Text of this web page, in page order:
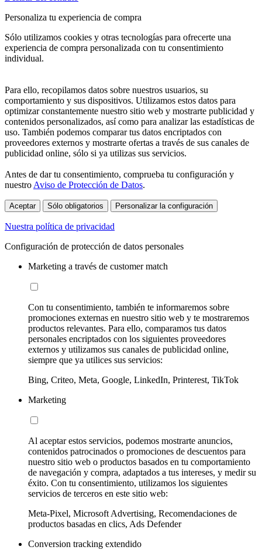
Personaliza tu experiencia de compra
Sólo utilizamos cookies y otras tecnologías para ofrecerte una
experiencia de compra personalizada con tu consentimiento
individual.
Para ello, recopilamos datos sobre nuestros usuarios, su
comportamiento y sus dispositivos. Utilizamos estos datos para
optimizar constantemente nuestro sitio web y mostrarte publicidad y
contenidos personalizados, así como para analizar las estadísticas de
uso. También podemos comparar tus datos encriptados con
proveedores externos y mostrarte ofertas a través de sus canales de
publicidad online, sólo si ya utilizas sus servicios.
Antes de dar tu consentimiento, comprueba tu configuración y
nuestroAviso de Protección de Datos.
Aceptar Sólo obligatorios Personalizar la configuración
Nuestra política de privacidad
Configuración de protección de datos personales
Marketing a través de customer match
Con tu consentimiento, también te informaremos sobre
promociones externas en nuestro sitio web y te mostraremos
productos relevantes. Para ello, comparamos tus datos
personales encriptados con los siguientes proveedores
externos y utilizamos sus canales de publicidad online,
siempre que ya utilices sus servicios:
Bing, Criteo, Meta, Google, LinkedIn, Printerest, TikTok
Marketing
Al aceptar estos servicios, podemos mostrarte anuncios,
contenidos patrocinados o promociones de descuentos para
nuestro sitio web o productos basados en tu comportamiento
de navegación y compra, adaptados a tus intereses, y medir su
éxito. Con tu consentimiento, utilizamos los siguientes
servicios de terceros en este sitio web:
Meta-Pixel, Microsoft Advertising, Recomendaciones de
productos basadas en clics, Ads Defender
Conversion tracking extendido